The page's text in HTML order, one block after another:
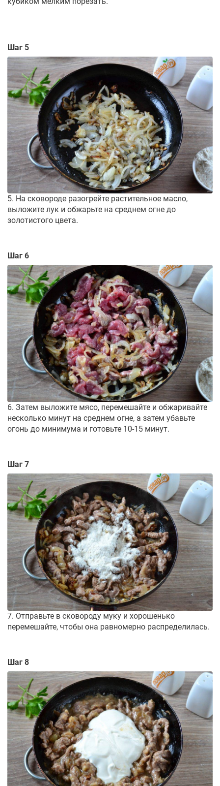
Шаг 5
5. На сковороде разогрейте растительное масло,
выложите лук и обжарьте на среднем огне до
золотистого цвета.
Шаг 6
6. Затем выложите мясо, перемешайте и обжаривайте
несколько минут на среднем огне, а затем убавьте
огонь до минимума и готовьте 10-15 минут.
Шаг 7
7. Отправьте в сковороду муку и хорошенько
перемешайте, чтобы она равномерно распределилась.
Шаг 8